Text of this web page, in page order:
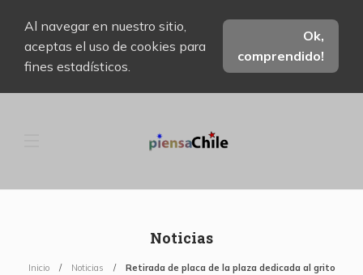
Al navegar en nuestro sitio,
aceptas el uso de cookies para
fines estadísticos.
Ok,
comprendido!
Noticias
Inicio Noticias Retirada de placa de la plaza dedicada al grito